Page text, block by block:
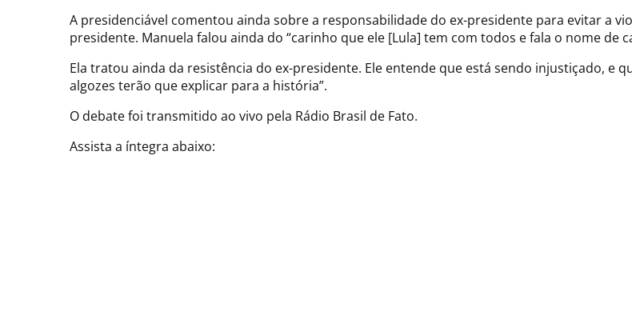
A presidenciável comentou ainda sobre a responsabilidade do ex-presidente para evitar a
presidente. Manuela falou ainda do “carinho que ele [Lula] tem com todos e fala o nome de
Ela tratou ainda da resistência do ex-presidente. Ele entende que está sendo injustiçado, e
algozes terão que explicar para a história”.
O debate foi transmitido ao vivo pela Rádio Brasil de Fato.
Assista a íntegra abaixo: